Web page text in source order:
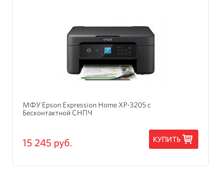
МФУ Epson Expression Home XP-3205 с
Бесконтактной СНПЧ
15 245 руб. КУПИТЬ